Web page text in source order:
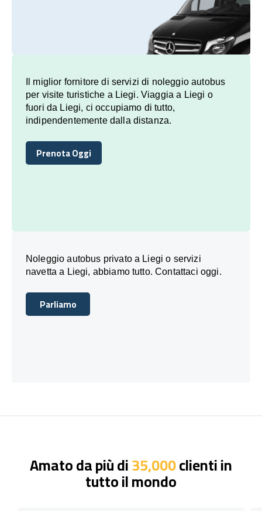
Il miglior fornitore di servizi di noleggio autobus
per visite turistiche a Liegi. Viaggia a Liegi o
fuori da Liegi, ci occupiamo di tutto,
indipendentemente dalla distanza.
Prenota Oggi
Prenota Oggi
Noleggio autobus privato a Liegi o servizi
navetta a Liegi, abbiamo tutto. Contattaci oggi.
Parliamo
Parliamo
Amato da più di35,000clienti in
tutto il mondo